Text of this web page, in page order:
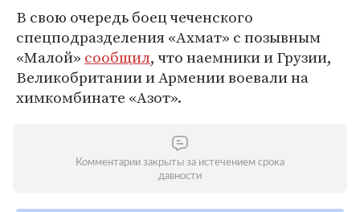
В свою очередь боец чеченского
спецподразделения «Ахмат» с позывным
«Малой» сообщил, что наемники и Грузии,
Великобритании и Армении воевали на
химкомбинате «Азот».
Комментарии закрыты за истечением срока
давности